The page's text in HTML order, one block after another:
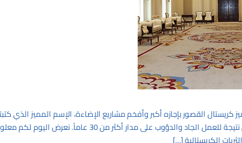
كريستال القصور بإجازه أكبر وأفخم مشاريع الإضاءة، الإسم المميز الذي
يأتي بشكل سهل, بل كل نتيجة للعمل الجاد والدؤوب على
الكريستالية […]